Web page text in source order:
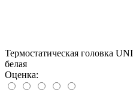
Термостатическая головка
белая
Оценка: